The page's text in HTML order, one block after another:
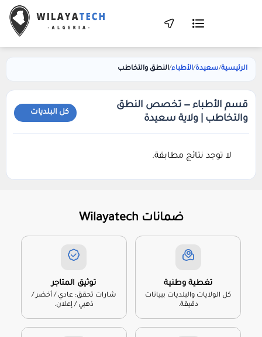
الرئيسية/سعيدة/الأطباء/النطق والتخاطب
قسم الأطباء — تخصص النطق
والتخاطب | ولاية سعيدة
لا توجد نتائج مطابقة.
ضمانات Wilayatech
تغطية وطنية
كل الولايات والبلديات ببيانات
دقيقة.
توثيق المتاجر
شارات تحقق: عادي / أخضر /
ذهبي / إعلان.